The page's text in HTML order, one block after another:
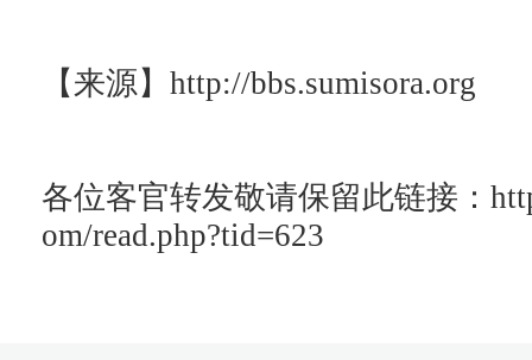
【来源】 http://bbs.sumisora.org
各位客官转发敬请保留此链接：
om/read.php?tid=623